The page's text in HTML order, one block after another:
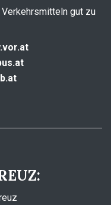
gut zu